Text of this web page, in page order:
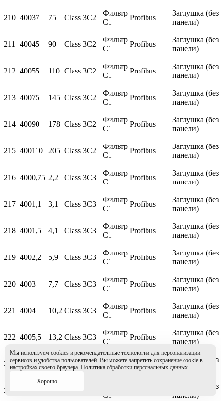
210 40037 75 Class 3C2
Фильтр
С1
Profibus
Заглушка (без
панели)
211 40045 90 Class 3C2
Фильтр
С1
Profibus
Заглушка (без
панели)
212 40055 110 Class 3C2
Фильтр
С1
Profibus
Заглушка (без
панели)
213 40075 145 Class 3C2
Фильтр
С1
Profibus
Заглушка (без
панели)
214 40090 178 Class 3C2
Фильтр
С1
Profibus
Заглушка (без
панели)
215 400110 205 Class 3C2
Фильтр
С1
Profibus
Заглушка (без
панели)
216 4000,75 2,2 Class 3C3
Фильтр
С1
Profibus
Заглушка (без
панели)
217 4001,1 3,1 Class 3C3
Фильтр
С1
Profibus
Заглушка (без
панели)
218 4001,5 4,1 Class 3C3
Фильтр
С1
Profibus
Заглушка (без
панели)
219 4002,2 5,9 Class 3C3
Фильтр
С1
Profibus
Заглушка (без
панели)
220 4003 7,7 Class 3C3
Фильтр
С1
Profibus
Заглушка (без
панели)
221 4004 10,2 Class 3C3
Фильтр
С1
Profibus
Заглушка (без
панели)
222 4005,5 13,2 Class 3C3
Фильтр
С1
Profibus
Заглушка (без
панели)
223 4007,5 18 Class 3C3
Фильтр
С1
Profibus
Заглушка (без
панели)
224
С1
Заглушка (без
панели)
Мы используем cookies и рекомендательные технологии для персонализации
сервисов и удобства пользователей. Вы можете запретить сохранение cookie в
настройках своего браузера. Политика обработки персональных данных
Хорошо